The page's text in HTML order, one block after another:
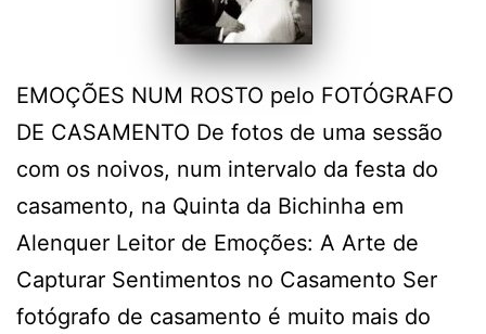
EMOÇÕES NUM ROSTO pelo FOTÓGRAFO
DE CASAMENTO De fotos de uma sessão
com os noivos, num intervalo da festa do
casamento, na Quinta da Bichinha em
Alenquer Leitor de Emoções: A Arte de
Capturar Sentimentos no Casamento Ser
fotógrafo de casamento é muito mais do